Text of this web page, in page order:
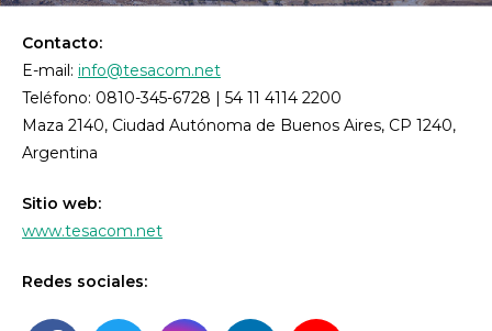
Contacto:
E-mail: info@tesacom.net
Teléfono: 0810-345-6728 | 54 11 4114 2200
Maza 2140, Ciudad Autónoma de Buenos Aires, CP 1240,
Argentina
Sitio web:
www.tesacom.net
Redes sociales: